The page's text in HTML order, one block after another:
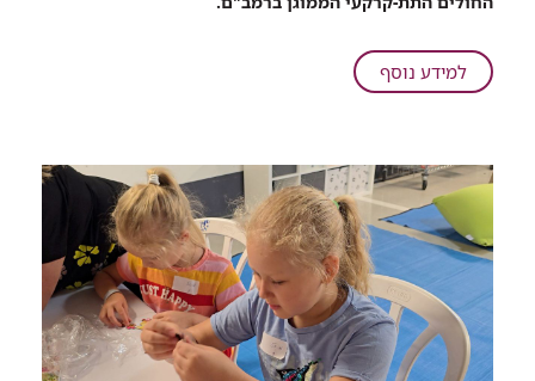
Boom
בתוך
קצת
ימים,
נולדו
בבית
קרקעי
ברמב"ם
למידע נוסףעל
בייבי
בתוך
קצת
פחות
מחמישה
ימים,
50
תינוקות
נולדו